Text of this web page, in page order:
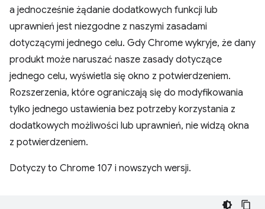
a jednocześnie żądanie dodatkowych funkcji lub
uprawnień jest niezgodne z naszymi zasadami
dotyczącymi jednego celu. Gdy Chrome wykryje, że dany
produkt może naruszać nasze zasady dotyczące
jednego celu, wyświetla się okno z potwierdzeniem.
Rozszerzenia, które ograniczają się do modyfikowania
tylko jednego ustawienia bez potrzeby korzystania z
dodatkowych możliwości lub uprawnień, nie widzą okna
z potwierdzeniem.
Dotyczy to Chrome 107 i nowszych wersji.